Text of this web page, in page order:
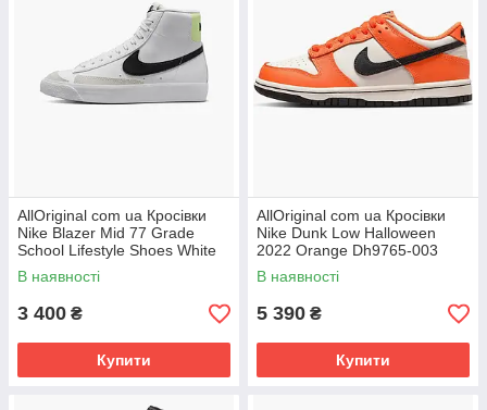
AllOriginal com ua Кросівки
Nike Blazer Mid 77 Grade
School Lifestyle Shoes White
DA4086-109 РОЗМІРИ
ЗАПИТУЙТЕ
В наявності
3 400 ₴
Купити
AllOriginal com ua Кросівки
Nike Dunk Low Halloween
2022 Orange Dh9765-003
РОЗМІРИ ЗАПИТУЙТЕ
В наявності
5 390 ₴
Купити